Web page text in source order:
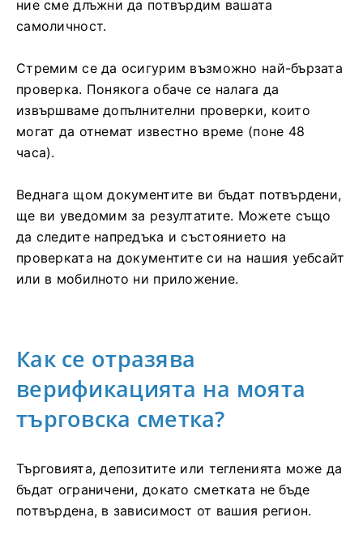
ние сме длъжни да потвърдим вашата
самоличност.
Стремим се да осигурим възможно най-бързата
проверка. Понякога обаче се налага да
извършваме допълнителни проверки, които
могат да отнемат известно време (поне 48
часа).
Веднага щом документите ви бъдат потвърдени,
ще ви уведомим за резултатите. Можете също
да следите напредъка и състоянието на
проверката на документите си на нашия уебсайт
или в мобилното ни приложение.
Как се отразява
верификацията на моята
търговска сметка?
Търговията, депозитите или тегленията може да
бъдат ограничени, докато сметката не бъде
потвърдена, в зависимост от вашия регион.